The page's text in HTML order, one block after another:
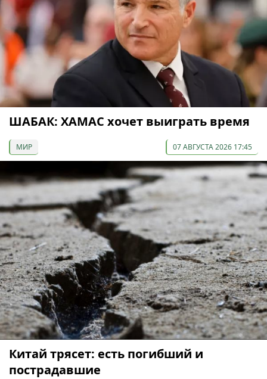
ШАБАК: ХАМАС хочет выиграть время
МИР 07 АВГУСТА 2026 17:45
Китай трясет: есть погибший и
пострадавшие